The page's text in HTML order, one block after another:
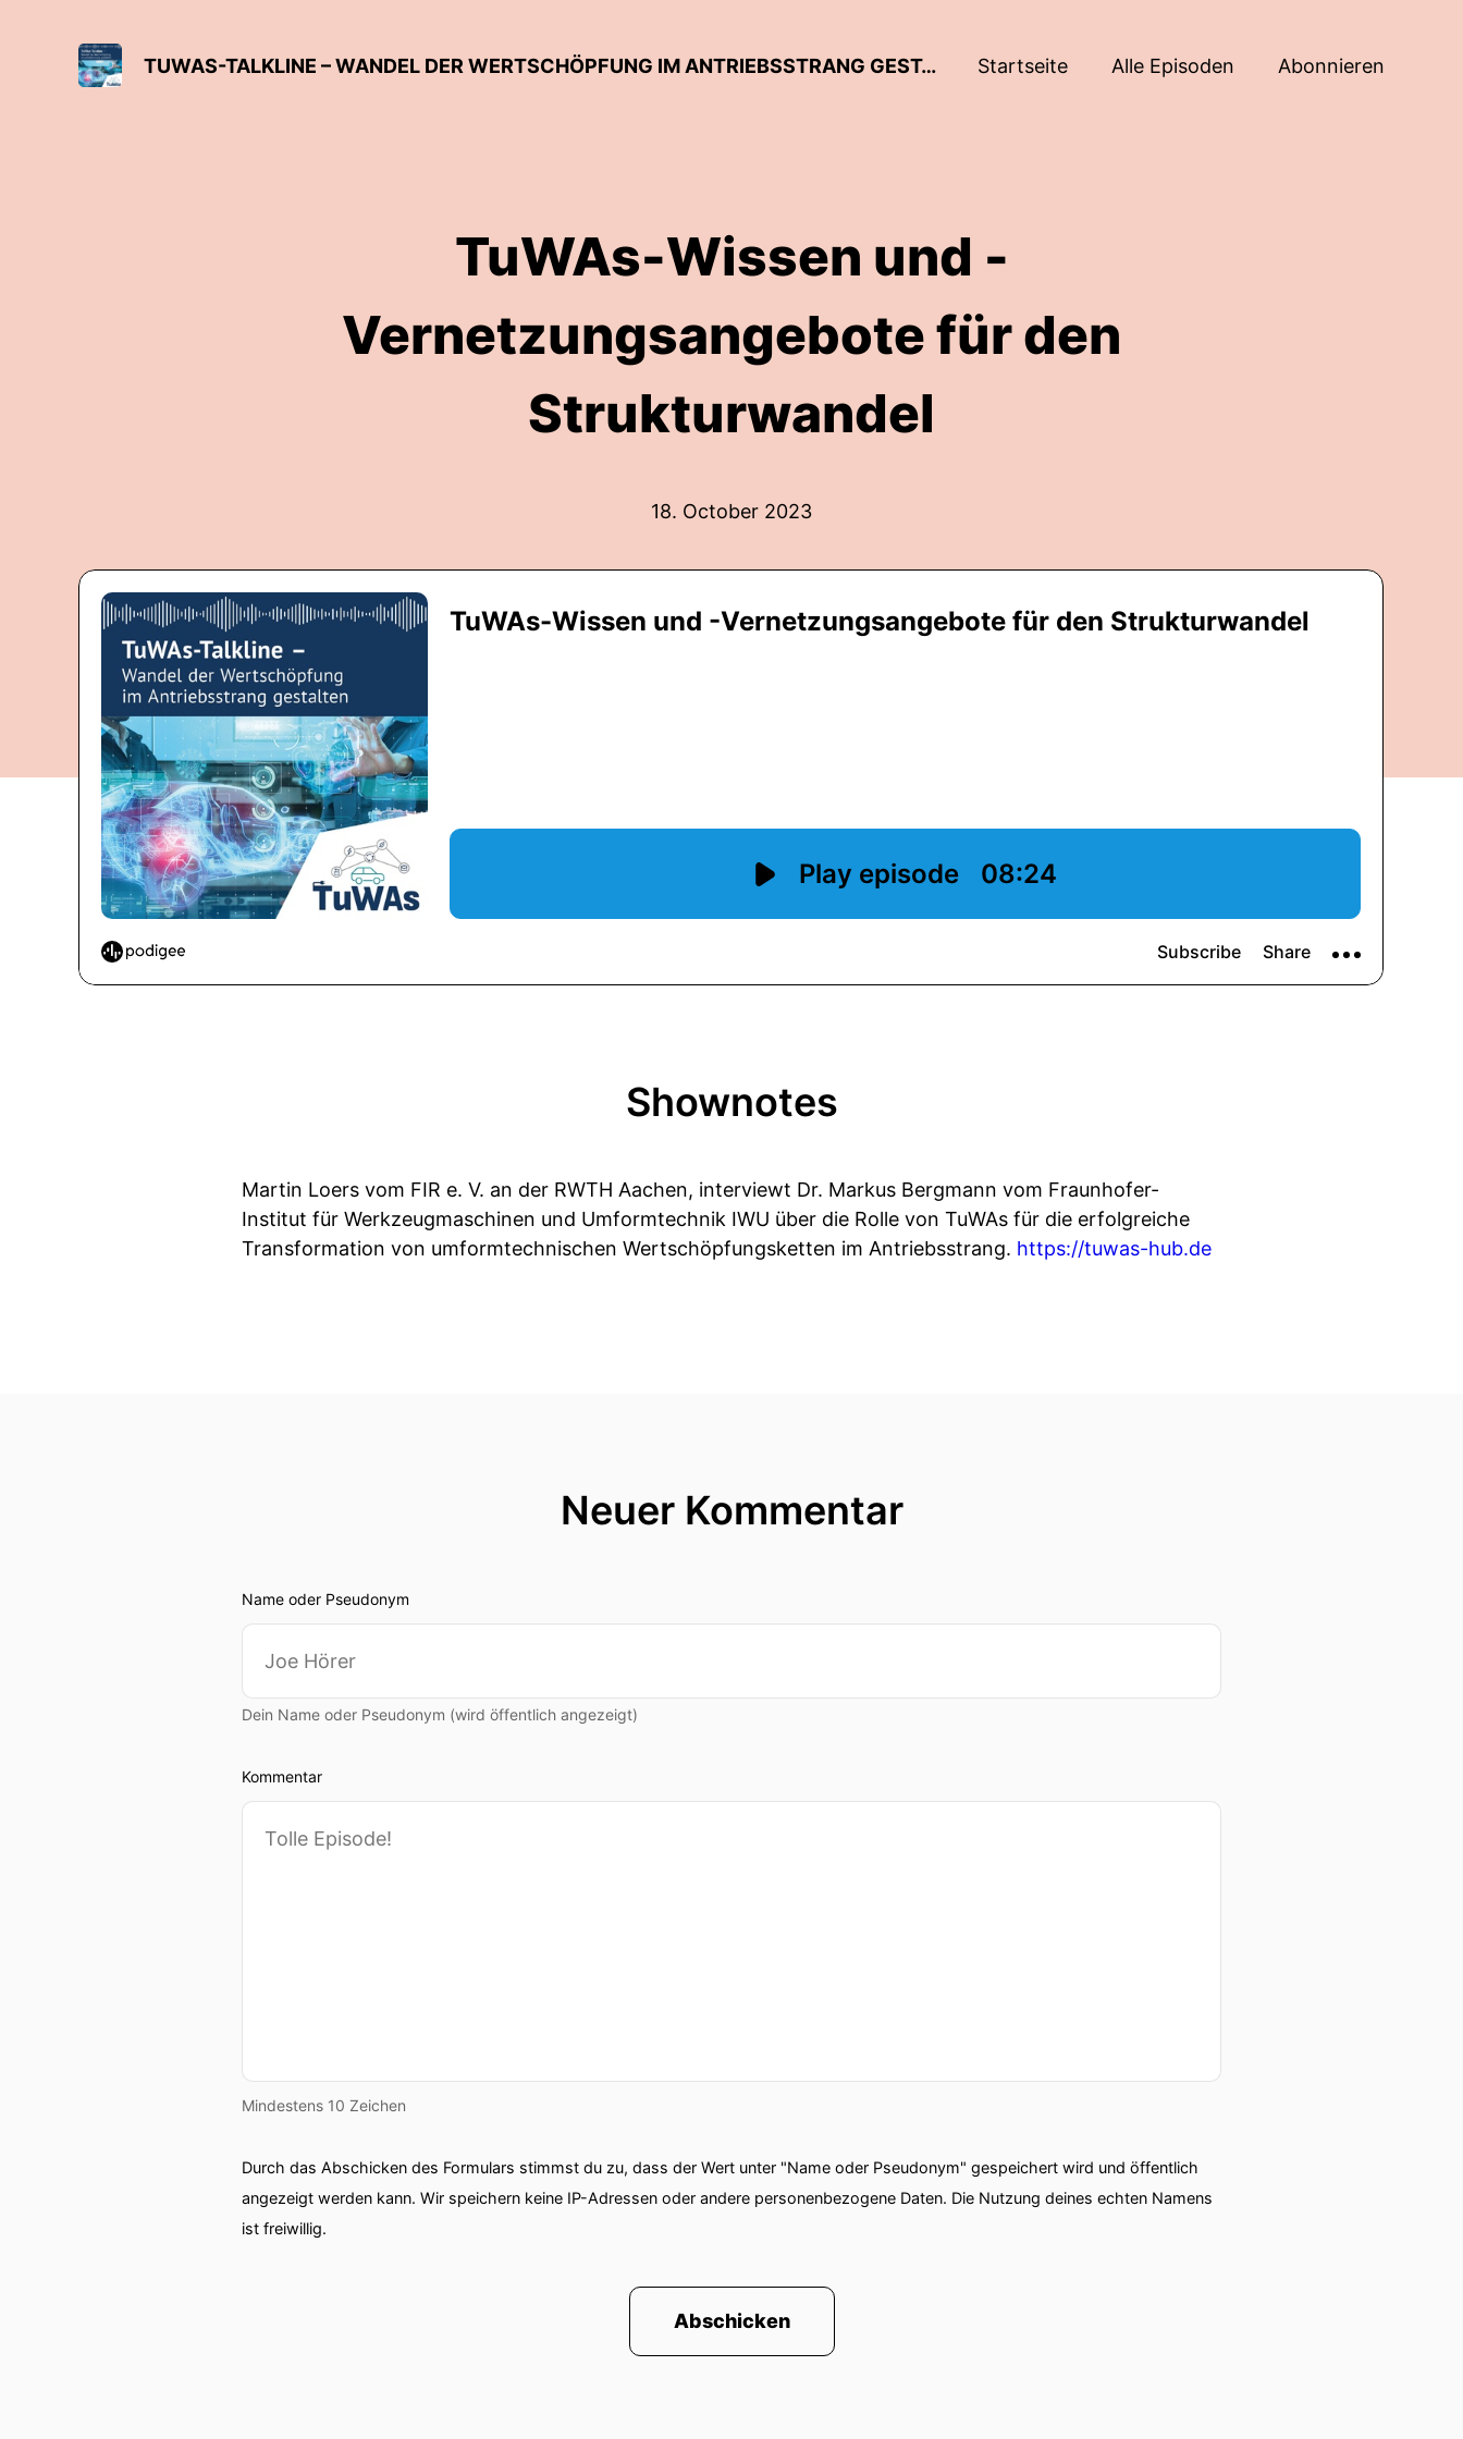
TUWAS-TALKLINE – WANDEL DER WERTSCHÖPFUNG IM ANTRIEBSSTRANG GESTALTEN Startseite Alle Episoden Abonnieren
TuWAs-Wissen und -
Vernetzungsangebote für den
Strukturwandel
18. October 2023
Shownotes
Martin Loers vom FIR e. V. an der RWTH Aachen, interviewt Dr. Markus Bergmann vom Fraunhofer-
Institut für Werkzeugmaschinen und Umformtechnik IWU über die Rolle von TuWAs für die erfolgreiche
Transformation von umformtechnischen Wertschöpfungsketten im Antriebsstrang. https://tuwas-hub.de
Neuer Kommentar
Name oder Pseudonym
Dein Name oder Pseudonym (wird öffentlich angezeigt)
Kommentar
Mindestens 10 Zeichen
Durch das Abschicken des Formulars stimmst du zu, dass der Wert unter "Name oder Pseudonym" gespeichert wird und öffentlich
angezeigt werden kann. Wir speichern keine IP-Adressen oder andere personenbezogene Daten. Die Nutzung deines echten Namens
ist freiwillig.
Abschicken